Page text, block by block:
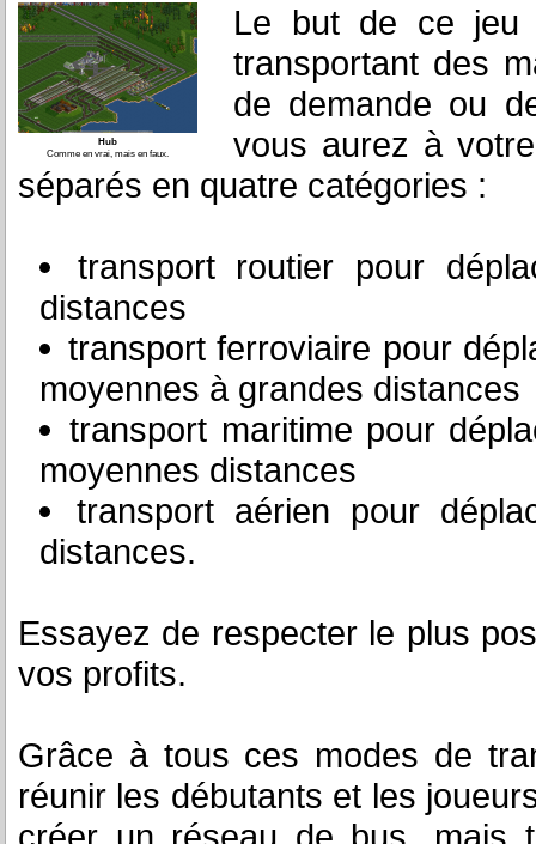
Hub
Comme en vrai, mais en faux.
Le but de ce jeu
transportant des
de demande ou
vous aurez à
séparés en quatre catégories :
transport routier pour
distances
transport ferroviaire pour
moyennes à grandes distances
transport maritime pour
moyennes distances
transport aérien pour
distances.
Essayez de respecter le plus
vos profits.
Grâce à tous ces modes de
réunir les débutants et les
créer un réseau de bus, mais